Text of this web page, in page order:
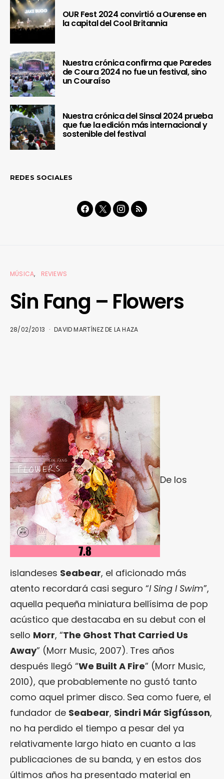
OUR Fest 2024 convirtió a Ourense en
la capital del Cool Britannia
Nuestra crónica confirma que Paredes
de Coura 2024 no fue un festival, sino
un Couraíso
Nuestra crónica del Sinsal 2024 prueba
que fue la edición más internacional y
sostenible del festival
REDES SOCIALES
MÚSICA REVIEWS
Sin Fang – Flowers
28/02/2013 DAVID MARTÍNEZ DE LA HAZA
De los
islandeses Seabear, el aficionado más
atento recordará casi seguro “I Sing I Swim”,
aquella pequeña miniatura bellísima de pop
acústico que destacaba en su debut con el
sello Morr, “The Ghost That Carried Us
Away” (Morr Music, 2007). Tres años
después llegó “We Built A Fire” (Morr Music,
2010), que probablemente no gustó tanto
como aquel primer disco. Sea como fuere, el
fundador de Seabear, Sindri Már Sigfússon,
no ha perdido el tiempo a pesar del ya
relativamente largo hiato en cuanto a las
publicaciones de su banda, y en estos dos
últimos años ha presentado material en